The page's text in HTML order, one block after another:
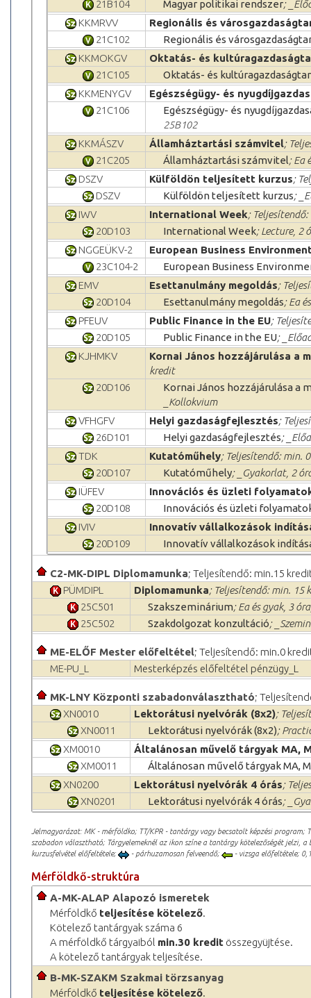
21B104 Magyar politikai rendszer;
KKMRVV
Regionális és
21C102
Regionális és
KKMOKGV
Oktatás- és
21C105
Oktatás- és
KKMENYGV
Egészségügy- és
21C106
Egészségügy- és
25B102
KKMÁSZV
Államháztartási számvitel;
21C205
Államháztartási számvitel; Ea
DSZV
Külföldön teljesített kurzus;
DSZV
Külföldön teljesített kurzus;
IWV
International Week;
20D103
International Week; Lecture, 2
NGGEÜKV-2
European Business
23C104-2
European Business
EMV
Esettanulmány megoldás;
20D104
Esettanulmány megoldás; Ea
PFEUV
Public Finance in the EU;
20D105
Public Finance in the EU;
KJHMKV
Kornai János hozzájárulása a
kredit
20D106
Kornai János hozzájárulása a
_Kollokvium
VFHGFV
Helyi gazdaságfejlesztés;
26D101
Helyi gazdaságfejlesztés;
TDK
Kutatóműhely; Teljesítendő: min.
20D107
Kutatóműhely; _Gyakorlat, 2
IÜFEV
Innovációs és üzleti
20D108
Innovációs és üzleti
IVIV
Innovatív vállalkozások
20D109
Innovatív vállalkozások
C2-MK-DIPL Diplomamunka; Teljesítendő: min.15
PÜMDIPL
Diplomamunka; Teljesítendő: min. 15
25C501
Szakszeminárium; Ea és gyak, 3
25C502
Szakdolgozat konzultáció;
ME-ELŐF Mester előfeltétel; Teljesítendő: min.0
ME-PU_L
Mesterképzés előfeltétel pénzügy_L
MK-LNY Központi szabadonválasztható;
XN0010
Lektorátusi nyelvórák (8x2);
XN0011
Lektorátusi nyelvórák (8x2);
XM0010
Általánosan művelő tárgyak MA,
XM0011
Általánosan művelő tárgyak MA,
XN0200
Lektorátusi nyelvórák 4 órás;
XN0201
Lektorátusi nyelvórák 4 órás;
Jelmagyarázat: MK - mérföldko; TT/KPR - tantárgy vagy becsatolt képzési program;
szabadon választható; Tárgyelemeknél az ikon színe a tantárgy kötelezőségét jelzi,
kurzusfelvétel előfeltétele;
- párhuzamosan felveendő; - vizsga előfeltétele;
Mérföldkő-struktúra
A-MK-ALAP Alapozó ismeretek
Mérföldkő teljesítése kötelező.
Kötelező tantárgyak száma 6
A mérföldkő tárgyaiból min.30 kredit összegyüjtése.
A kötelező tantárgyak teljesítése.
B-MK-SZAKM Szakmai törzsanyag
Mérföldkő teljesítése kötelező.